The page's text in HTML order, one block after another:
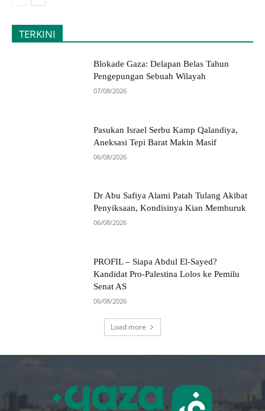
TERKINI
Blokade Gaza: Delapan Belas Tahun
Pengepungan Sebuah Wilayah
07/08/2026
Pasukan Israel Serbu Kamp Qalandiya,
Aneksasi Tepi Barat Makin Masif
06/08/2026
Dr Abu Safiya Alami Patah Tulang Akibat
Penyiksaan, Kondisinya Kian Memburuk
06/08/2026
PROFIL – Siapa Abdul El-Sayed?
Kandidat Pro-Palestina Lolos ke Pemilu
Senat AS
06/08/2026
Load more